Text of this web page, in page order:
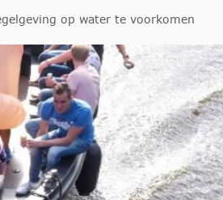
op water te voorkomen